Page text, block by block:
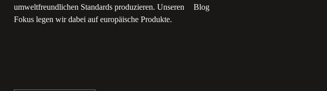
umweltfreundlichen Standards produzieren. Unseren
Fokus legen wir dabei auf europäische Produkte.
Blog